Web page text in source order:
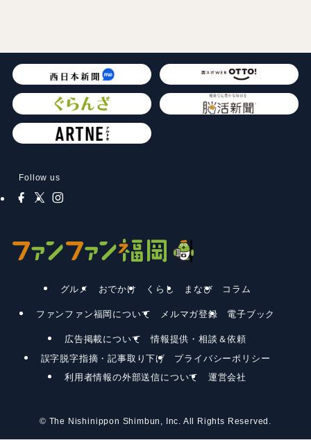
Follow us
グルメ おでかけ くらし まなび コラム
ファンファン福岡について メルマガ登録 電子ブック
広告掲載について
情報提供・相談＆依頼
誤字脱字指摘・記事取り下げ
プライバシーポリシー
利用者情報の外部送信について
運営会社
© The Nishinippon Shimbun, Inc. All Rights Reserved.